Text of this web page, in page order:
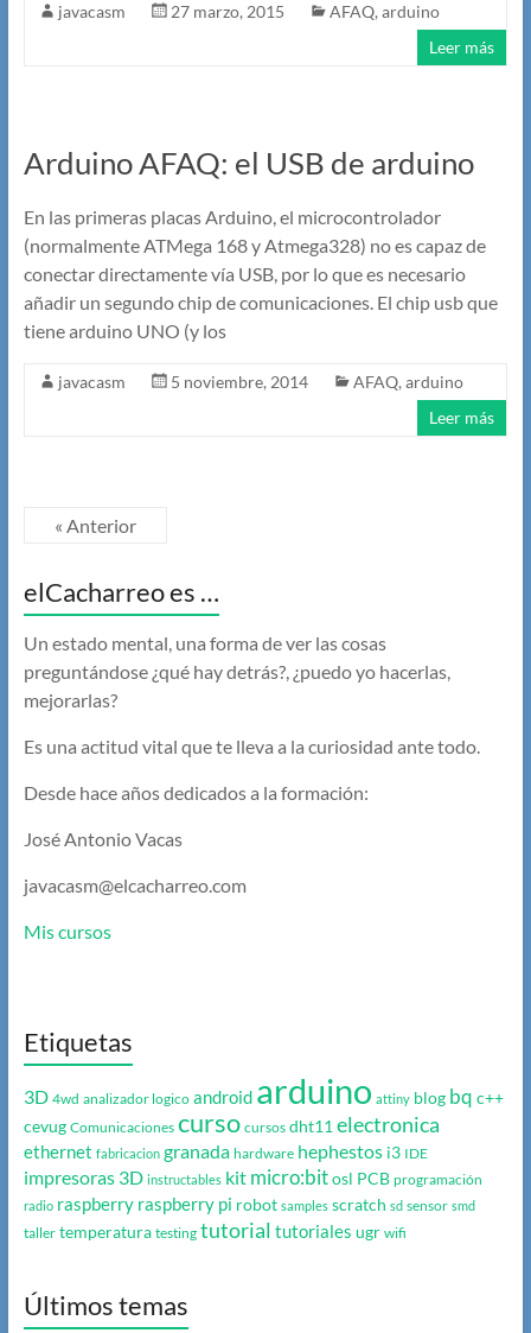
javacasm 27 marzo, 2015 AFAQ,arduino
Leer más
Arduino AFAQ: el USB de arduino
En las primeras placas Arduino, el microcontrolador
(normalmente ATMega 168 y Atmega328) no es capaz de
conectar directamente vía USB, por lo que es necesario
añadir un segundo chip de comunicaciones. El chip usb que
tiene arduino UNO (y los
javacasm 5 noviembre, 2014 AFAQ,arduino
Leer más
« Anterior
elCacharreo es …
Un estado mental, una forma de ver las cosas
preguntándose ¿qué hay detrás?, ¿puedo yo hacerlas,
mejorarlas?
Es una actitud vital que te lleva a la curiosidad ante todo.
Desde hace años dedicados a la formación:
José Antonio Vacas
javacasm@elcacharreo.com
Mis cursos
Etiquetas
3D 4wd analizador logico android arduino attiny blog bq c++
cevug Comunicaciones curso cursos dht11 electronica
ethernet fabricacion granada hardware hephestos i3 IDE
impresoras 3D instructables kit micro:bit osl PCB programación
radio raspberry raspberry pi robot samples scratch sd sensor smd
taller temperatura testing tutorial tutoriales ugr wifi
Últimos temas